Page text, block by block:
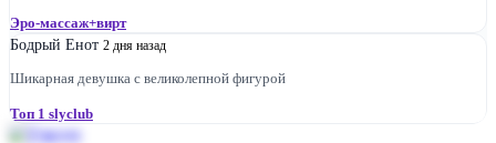
Эро-массаж+вирт
Бодрый Енот 2 дня назад
Шикарная девушка с великолепной фигурой
Топ 1 slyclub